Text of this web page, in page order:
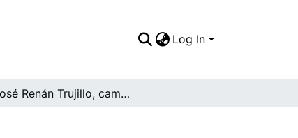
Log In
José Renán Trujillo, campaña al senado